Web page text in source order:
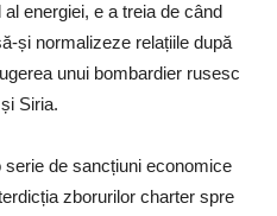
energiei, e a treia de când
și normalizeze relațiile după
unui bombardier rusesc
Siria.
de sancțiuni economice
zborurilor charter spre